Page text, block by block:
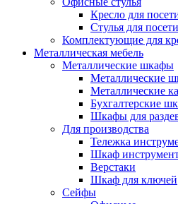
Кресло для
Стулья для
Комплектующие для
Металлическая мебель
Металлические шкафы
Металлические
Металлические
Бухгалтерские
Шкафы для
Для производства
Тележка
Шкаф
Верстаки
Шкаф для ключей
Сейфы